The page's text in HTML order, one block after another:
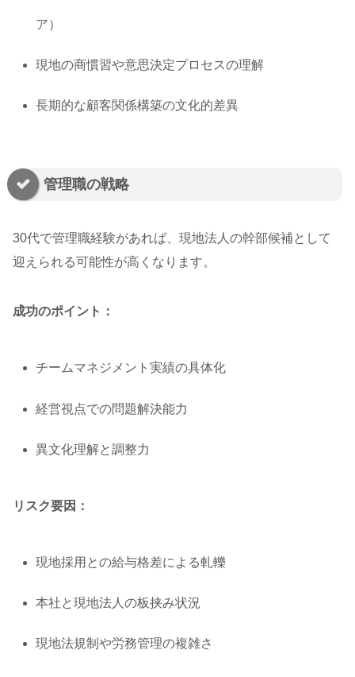
ア）
現地の商慣習や意思決定プロセスの理解
長期的な顧客関係構築の文化的差異
管理職の戦略
30代で管理職経験があれば、現地法人の幹部候補として
迎えられる可能性が高くなります。
成功のポイント：
チームマネジメント実績の具体化
経営視点での問題解決能力
異文化理解と調整力
リスク要因：
現地採用との給与格差による軋轢
本社と現地法人の板挟み状況
現地法規制や労務管理の複雑さ